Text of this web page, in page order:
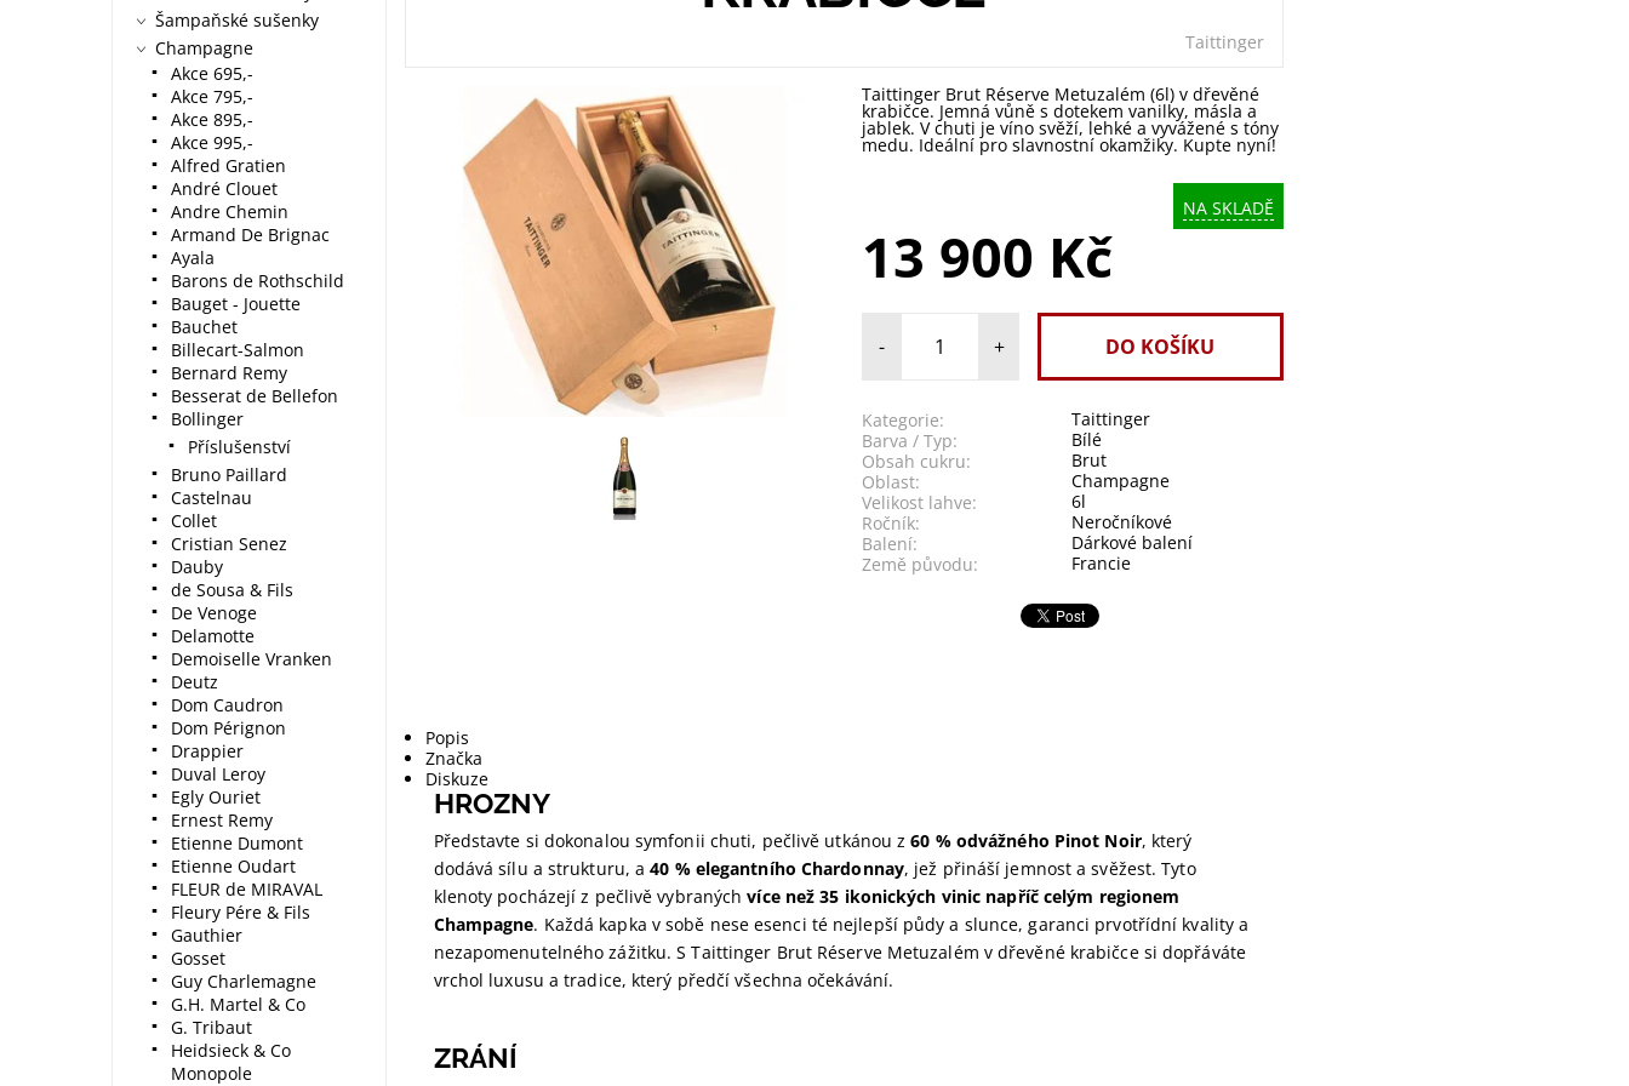
Taittinger
Taittinger Brut Réserve Metuzalém (6l) v dřevěné
krabičce. Jemná vůně s dotekem vanilky, másla a
jablek. V chuti je víno svěží, lehké a vyvážené s tóny
medu. Ideální pro slavnostní okamžiky. Kupte nyní!
NA SKLADĚ
13 900 Kč
- +
Kategorie:
Taittinger
Barva / Typ:
Bílé
Obsah cukru:
Brut
Oblast:
Champagne
Velikost lahve:
6l
Ročník:
Neročníkové
Balení:
Dárkové balení
Země původu:
Francie
Popis
Značka
Diskuze
HROZNY
Představte si dokonalou symfonii chuti, pečlivě utkánou z60 % odvážného Pinot Noir, který
dodává sílu a strukturu, a40 % elegantního Chardonnay, jež přináší jemnost a svěžest. Tyto
klenoty pocházejí z pečlivě vybranýchvíce než 35 ikonických vinic napříč celým regionem
Champagne. Každá kapka v sobě nese esenci té nejlepší půdy a slunce, garanci prvotřídní kvality a
nezapomenutelného zážitku. S Taittinger Brut Réserve Metuzalém v dřevěné krabičce si dopřáváte
vrchol luxusu a tradice, který předčí všechna očekávání.
ZRÁNÍ
Šampaňské sušenky
Champagne
Akce 695,-
Akce 795,-
Akce 895,-
Akce 995,-
Alfred Gratien
André Clouet
Andre Chemin
Armand De Brignac
Ayala
Barons de Rothschild
Bauget - Jouette
Bauchet
Billecart-Salmon
Bernard Remy
Besserat de Bellefon
Bollinger
Příslušenství
Bruno Paillard
Castelnau
Collet
Cristian Senez
Dauby
de Sousa & Fils
De Venoge
Delamotte
Demoiselle Vranken
Deutz
Dom Caudron
Dom Pérignon
Drappier
Duval Leroy
Egly Ouriet
Ernest Remy
Etienne Dumont
Etienne Oudart
FLEUR de MIRAVAL
Fleury Pére & Fils
Gauthier
Gosset
Guy Charlemagne
G.H. Martel & Co
G. Tribaut
Heidsieck & Co
Monopole